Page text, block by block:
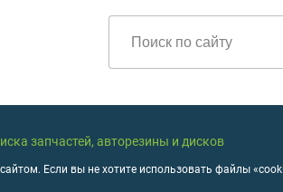
запчастей, авторезины и дисков
Если вы не хотите использовать файлы